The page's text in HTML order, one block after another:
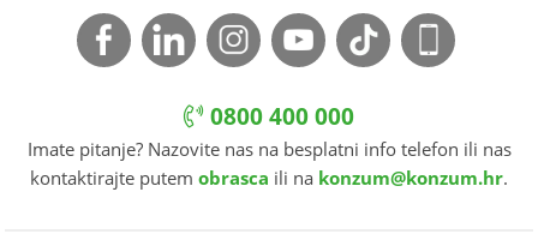
0800 400 000
Imate pitanje? Nazovite nas na besplatni info telefon ili nas
kontaktirajte putem obrasca ili na konzum@konzum.hr.